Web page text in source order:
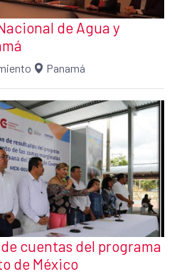
de Agua y
Panamá
cuentas del programa
de México